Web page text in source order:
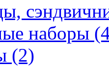
наборы
(2)